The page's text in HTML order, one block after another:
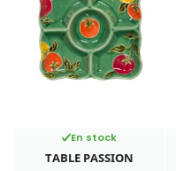
En stock
TABLE PASSION